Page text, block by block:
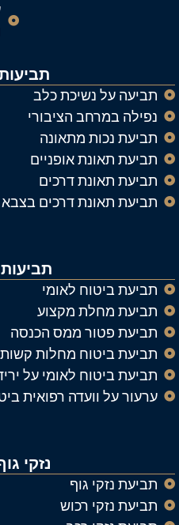
תביעות
תביעה על נשיכת כלב
נפילה במרחב הציבורי
תביעת נכות מתאונה
תביעת תאונת אופניים
תביעת תאונת דרכים
תביעת תאונת דרכים בצבא
תביעת ביטוח לאומי
תביעת מחלת מקצוע
תביעת פטור ממס הכנסה
תביעת ביטוח מחלות קשות
תביעת ביטוח לאומי על
ערעור על וועדה רפואית
נזקי
תביעת נזקי גוף
תביעת נזקי רכוש